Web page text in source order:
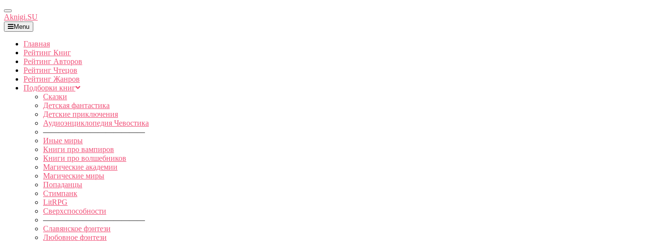
Toggle
Navigation
Aknigi.SU
Menu
Главная
Рейтинг Книг
Рейтинг Авторов
Рейтинг Чтецов
Рейтинг Жанров
Подборки книг
Сказки
Детская фантастика
Детские приключения
Аудиоэнциклопедия Чевостика
—————————————
Иные миры
Книги про вампиров
Книги про волшебников
Магические академии
Магические миры
Попаданцы
Стимпанк
LitRPG
Сверхспособности
—————————————
Славянское фэнтези
Любовное фэнтези